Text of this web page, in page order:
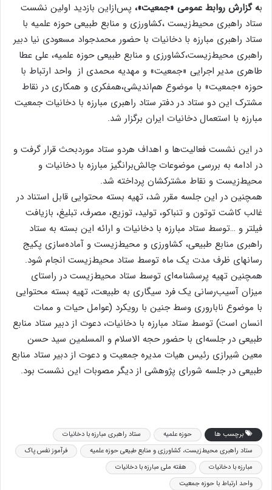
به گزارش روابط عمومی «جمعیت»، پس‌ازاین بازدید اولین نشست
ستاد راهبری محیط‌زیست ،کشاورزی و منابع طبیعی حوزه علمیه با
ستاد راهبری مبارزه با دخانیات با حضور محمدجواد مسعودی نیا دبیر
راهبری محیط‌زیست،کشاورزی و منابع طبیعی حوزه علمیه، علی عطا
طاهری مدیر اجرایی «جمعیت» و مهدیه محمدی از واحد ارتباط با
حوزه «جمعیت» با موضوع هم‌اندیشی،همفکری و همکاری در نقاط
مشترک این دو ستاد در دفتر ستاد راهبری مبارزه با دخانیات جمعیت
مبارزه با استعمال دخانیات ایران برگزار شد.
در این نشست فعالیت‌ها و اهداف هردو ستاد موردبحث قرار گرفت و
در ادامه به بررسی موضوعات چالش‌برانگیز مبارزه با دخانیات و
محیط‌زیست و نقاط مشترکشان پرداخته شد.
همچنین در این جلسه مقرر شد، تهیه بسته محتوایی قابل استناد در
غالب کاشت توتون و تنباکو، تولید، توزیع، مصرف، تبلیغ، بازیافت
فیلتر و …توسط ستاد مبارزه با دخانیات و ارائه این بسته به ستاد
راهبری منابع طبیعی، کشاورزی و محیط‌زیست و آماده‌سازی پکیج
رسانه­ای ظرف مدت یک ماه توسط ستاد محیط‌زیست انجام شود.
همچنین تهیه پرسشنامه‌ای توسط ستاد محیط‌زیست در راستای
میزان آسیب‌رسانی یک فرد سیگاری به طبیعت، تهیه بسته محتوایی
با موضوع ناباروری وسط جنین با رویکرد (عوامل حیات و ممات
انسان است) توسط ستاد مبارزه با دخانیات، دعوت از دبیر ستاد منابع
طبیعی در جلسه‌ای با حضور حجه الاسلام و المسلمین سید حسن
معین شیرازی رئیس هیات مدیره جمعیت و دعوت از دبیر ستاد منابع
طبیعی در جلسه شورای پژوهشی از دیگر مصوبات این نشست بود.
برچسب ها حوزه علمیه
ستاد راهبری مبارزه با دخانیات
ستاد راهبری محیط‌زیست، کشاورزی و منابع طبیعی حوزه علمیه
فرآموز نفس پاک
مبارزه با دخانیات
هفته ملی مبارزه با دخانیات
واحد ارتباط با حوزه جمعیت